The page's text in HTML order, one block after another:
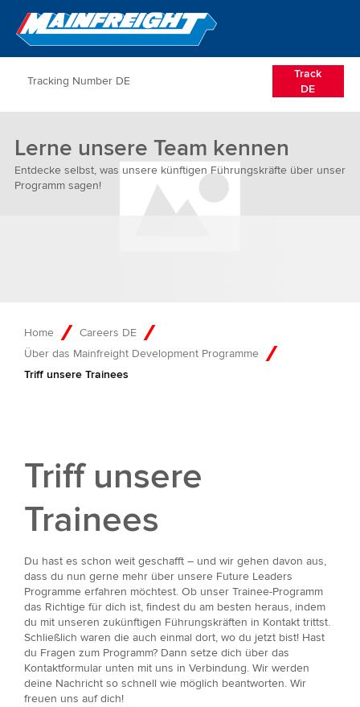
Go to Home
Track
DE
Lerne unsere Team kennen
Entdecke selbst, was unsere künftigen Führungskräfte über unser
Programm sagen!
Home
Careers DE
Über das Mainfreight Development Programme
Triff unsere Trainees
Triff unsere
Trainees
Du hast es schon weit geschafft – und wir gehen davon aus,
dass du nun gerne mehr über unsere Future Leaders
Programme erfahren möchtest. Ob unser Trainee-Programm
das Richtige für dich ist, findest du am besten heraus, indem
du mit unseren zukünftigen Führungskräften in Kontakt trittst.
Schließlich waren die auch einmal dort, wo du jetzt bist! Hast
du Fragen zum Programm? Dann setze dich über das
Kontaktformular unten mit uns in Verbindung. Wir werden
deine Nachricht so schnell wie möglich beantworten. Wir
freuen uns auf dich!